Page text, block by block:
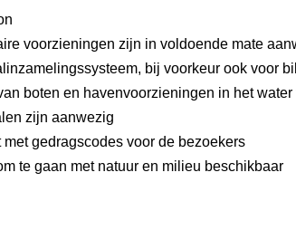
voorzieningen zijn in voldoende mate
bij voorkeur ook voor
boten en havenvoorzieningen in het
zijn aanwezig
gedragscodes voor de bezoekers
te gaan met natuur en milieu beschikbaar